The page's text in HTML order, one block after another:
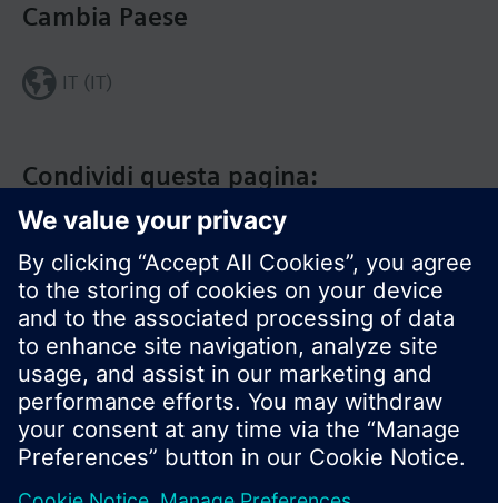
Condividi questa pagina:
Cambia Paese
IT (IT)
Siemens Italia